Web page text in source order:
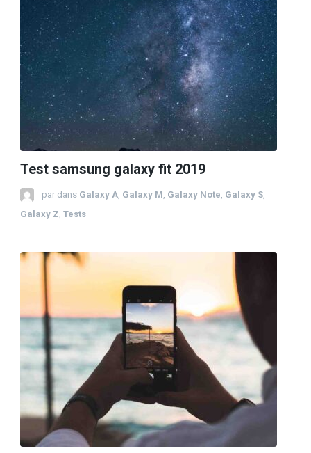
Test samsung galaxy fit 2019
par dans Galaxy A Galaxy M Galaxy Note Galaxy S
Galaxy Z Tests